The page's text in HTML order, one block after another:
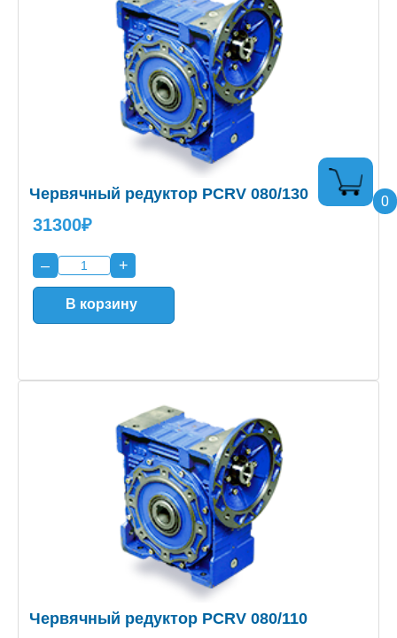
0
Червячный редуктор PCRV 080/130
31300₽
– +
В корзину
Червячный редуктор PCRV 080/110